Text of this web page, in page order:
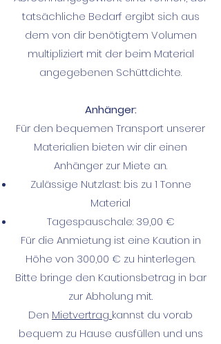
tatsächliche Bedarf ergibt sich aus
dem von dir benötigtem Volumen
multipliziert mit der beim Material
angegebenen Schüttdichte.
Anhänger:
Für den bequemen Transport unserer
Materialien bieten wir dir einen
Anhänger zur Miete an.
Zulässige Nutzlast: bis zu 1 Tonne
Material
Tagespauschale: 39,00 €
Für die Anmietung ist eine Kaution in
Höhe von 300,00 € zu hinterlegen.
Bitte bringe den Kautionsbetrag in bar
zur Abholung mit.
Den Mietvertrag kannst du vorab
bequem zu Hause ausfüllen und uns